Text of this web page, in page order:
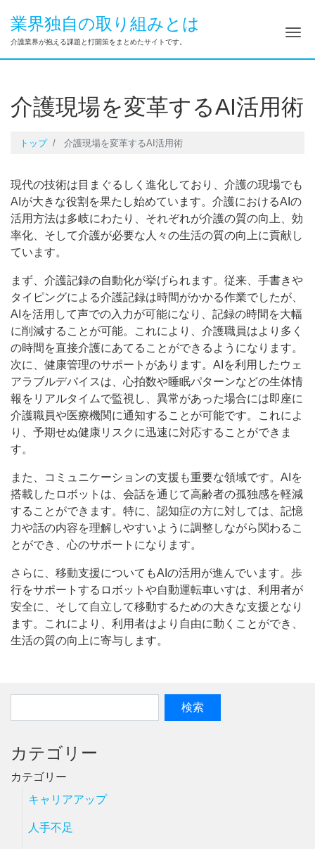
業界独自の取り組みとは
介護業界が抱える課題と打開策をまとめたサイトです。 ナ
介護現場を変革するAI活用術
トップ 介護現場を変革するAI活用術
現代の技術は目まぐるしく進化しており、介護の現場でも
AIが大きな役割を果たし始めています。介護におけるAIの
活用方法は多岐にわたり、それぞれが介護の質の向上、効
率化、そして介護が必要な人々の生活の質の向上に貢献し
ています。
まず、介護記録の自動化が挙げられます。従来、手書きや
タイピングによる介護記録は時間がかかる作業でしたが、
AIを活用して声での入力が可能になり、記録の時間を大幅
に削減することが可能。これにより、介護職員はより多く
の時間を直接介護にあてることができるようになります。
次に、健康管理のサポートがあります。AIを利用したウェ
アラブルデバイスは、心拍数や睡眠パターンなどの生体情
報をリアルタイムで監視し、異常があった場合には即座に
介護職員や医療機関に通知することが可能です。これによ
り、予期せぬ健康リスクに迅速に対応することができま
す。
また、コミュニケーションの支援も重要な領域です。AIを
搭載したロボットは、会話を通じて高齢者の孤独感を軽減
することができます。特に、認知症の方に対しては、記憶
力や話の内容を理解しやすいように調整しながら関わるこ
とができ、心のサポートになります。
さらに、移動支援についてもAIの活用が進んでいます。歩
行をサポートするロボットや自動運転車いすは、利用者が
安全に、そして自立して移動するための大きな支援となり
ます。これにより、利用者はより自由に動くことができ、
生活の質の向上に寄与します。
カテゴリー
カテゴリー
キャリアアップ
人手不足